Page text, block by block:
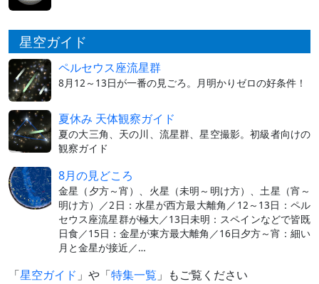
星空ガイド
ペルセウス座流星群
8月12～13日が一番の見ごろ。月明かりゼロの好条件！
夏休み 天体観察ガイド
夏の大三角、天の川、流星群、星空撮影。初級者向けの
観察ガイド
8月の見どころ
金星（夕方～宵）、火星（未明～明け方）、土星（宵～
明け方）／2日：水星が西方最大離角／12～13日：ペル
セウス座流星群が極大／13日未明：スペインなどで皆既
日食／15日：金星が東方最大離角／16日夕方～宵：細い
月と金星が接近／…
「星空ガイド 」や「特集一覧 」もご覧ください